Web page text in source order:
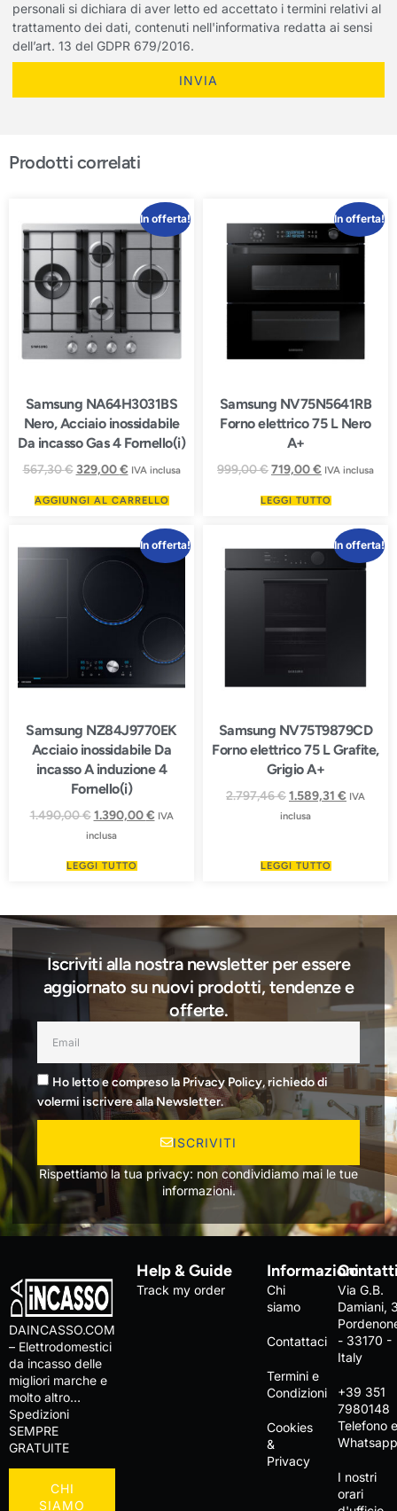
personali si dichiara di aver letto ed accettato i termini relativi al
trattamento dei dati, contenuti nell'informativa redatta ai sensi
dell’art. 13 del GDPR 679/2016.
INVIA
Prodotti correlati
In offerta!
Samsung NA64H3031BS
Nero, Acciaio inossidabile
Da incasso Gas 4 Fornello(i)
567,30€ 329,00€ IVA inclusa
AGGIUNGI AL CARRELLO
In offerta!
Samsung NV75N5641RB
Forno elettrico 75 L Nero
A+
999,00€719,00€ IVA inclusa
LEGGI TUTTO
In offerta!
Samsung NZ84J9770EK
Acciaio inossidabile Da
incasso A induzione 4
Fornello(i)
1.490,00€ 1.390,00€ IVA
inclusa
LEGGI TUTTO
In offerta!
Samsung NV75T9879CD
Forno elettrico 75 L Grafite,
Grigio A+
2.797,46€1.589,31 € IVA
inclusa
LEGGI TUTTO
Iscriviti alla nostra newsletter per essere
aggiornato su nuovi prodotti, tendenze e
offerte.
Ho letto e compreso la Privacy Policy, richiedo di
volermi iscrivere alla Newsletter.
ISCRIVITI
Rispettiamo la tua privacy: non condividiamo mai le tue
informazioni.
DAINCASSO.COM
– Elettrodomestici
da incasso delle
migliori marche e
molto altro…
Spedizioni
SEMPRE
GRATUITE
CHI
SIAMO
Help & Guide
Track my order
Informazioni
Chi
siamo
Contattaci
Termini e
Condizioni
Cookies
&
Privacy
Via G.B.
Damiani,
- 33170 -
Italy
+39 351
7980148
Telefono
I nostri
orari